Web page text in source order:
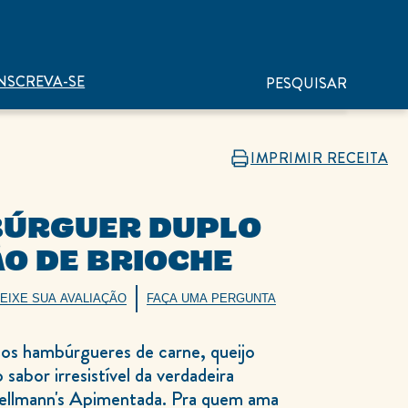
SE PESQUISAR
IMPRIMIR RECEITA
DUPLO
DE BRIOCHE
SUA AVALIAÇÃO FAÇA UMA PERGUNTA
hambúrgueres de carne, queijo
irresistível da verdadeira
Apimentada. Pra quem ama